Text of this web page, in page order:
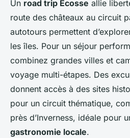
Un road trip Écosse allie
route des châteaux au circuit
autotours permettent
les îles. Pour un séjour
combinez grandes villes et
voyage multi-étapes. Des
donnent accès à des sites
pour un circuit thématique,
près d’Inverness, idéale pour
gastronomie locale.